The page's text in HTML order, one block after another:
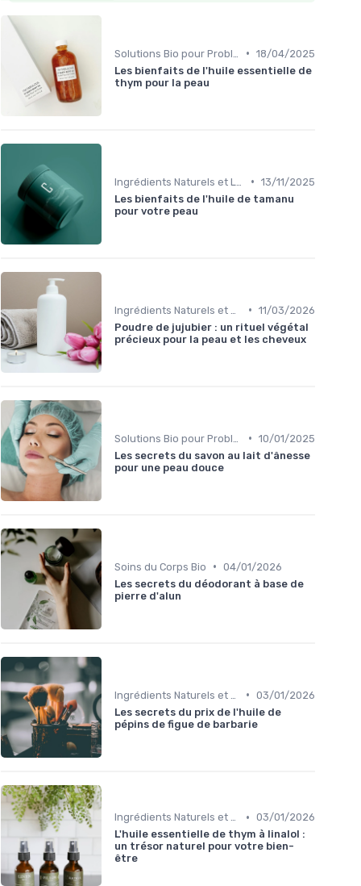
• 18/04/2025
Les bienfaits de l'huile essentielle de
thym pour la peau
• 13/11/2025
Les bienfaits de l'huile de tamanu
pour votre peau
• 11/03/2026
Poudre de jujubier : un rituel végétal
précieux pour la peau et les cheveux
• 10/01/2025
Les secrets du savon au lait d'ânesse
pour une peau douce
Soins du Corps Bio • 04/01/2026
Les secrets du déodorant à base de
pierre d'alun
• 03/01/2026
Les secrets du prix de l'huile de
pépins de figue de barbarie
Ingrédients Naturels et Leurs Propriétés • 03/01/2026
L'huile essentielle de thym à linalol :
un trésor naturel pour votre bien-
être